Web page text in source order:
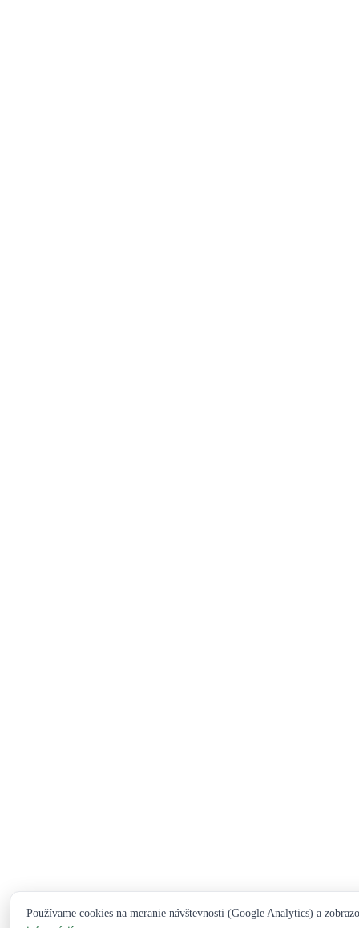
Používame cookies na meranie návštevnosti (Google Analytics) a